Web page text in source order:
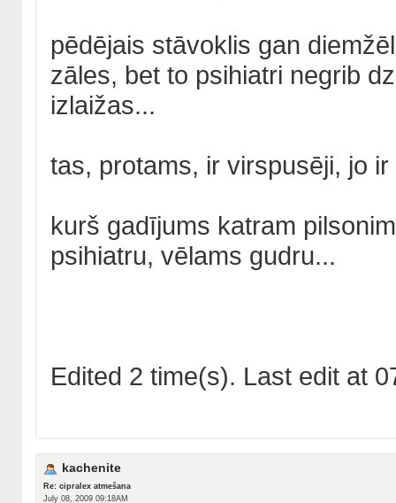
pēdējais stāvoklis gan
zāles, bet to psihiatri negrib
izlaižas...
tas, protams, ir virspusēji, jo
kurš gadījums katram
psihiatru, vēlams gudru...
Edited 2 time(s). Last edit at
kachenite
Re: cipralex atmešana
July 08, 2009 09:18AM